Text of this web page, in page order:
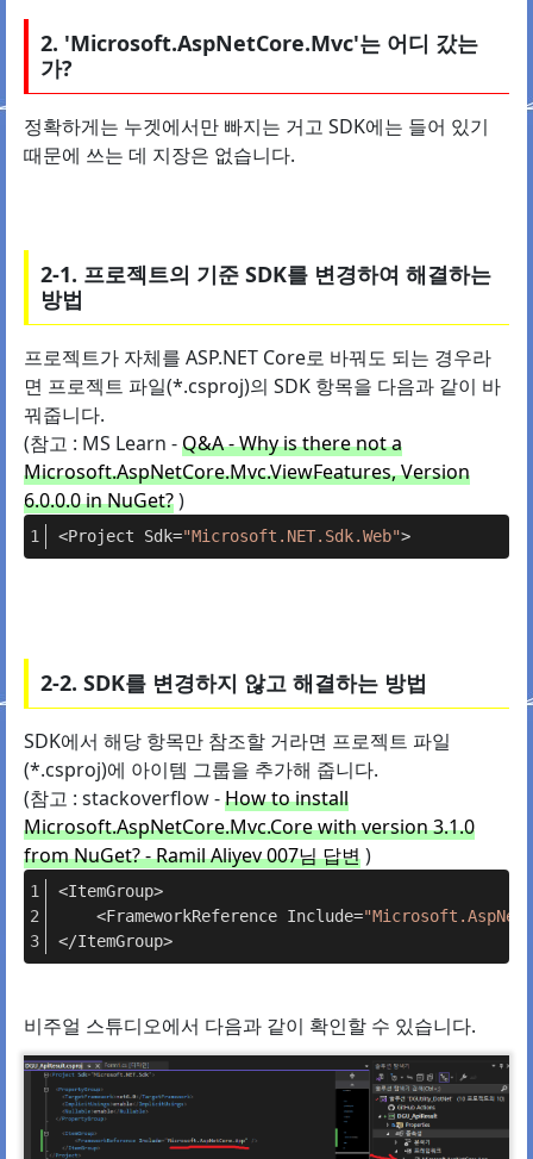
2. 'Microsoft.AspNetCore.Mvc'는 어디 갔는
가?
정확하게는 누겟에서만 빠지는 거고 SDK에는 들어 있기
때문에 쓰는 데 지장은 없습니다.
2-1. 프로젝트의 기준 SDK를 변경하여 해결하는
방법
프로젝트가 자체를 ASP.NET Core로 바꿔도 되는 경우라
면 프로젝트 파일(*.csproj)의 SDK 항목을 다음과 같이 바
꿔줍니다.
(참고 : MS Learn -Q&A - Why is there not a
Microsoft.AspNetCore.Mvc.ViewFeatures, Version
6.0.0.0 in NuGet?)
<Project Sdk="Microsoft.NET.Sdk.Web">
2-2. SDK를 변경하지 않고 해결하는 방법
SDK에서 해당 항목만 참조할 거라면 프로젝트 파일
(*.csproj)에 아이템 그룹을 추가해 줍니다.
(참고 : stackoverflow -How to install
Microsoft.AspNetCore.Mvc.Core with version 3.1.0
from NuGet? - Ramil Aliyev 007님 답변)
<ItemGroup>
    <FrameworkReference Include=
</ItemGroup>
비주얼 스튜디오에서 다음과 같이 확인할 수 있습니다.